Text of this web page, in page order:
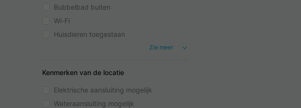
Bubbelbad buiten
Wi-Fi
Huisdieren toegestaan
Zie meer
Kenmerken van de locatie
Elektrische aansluiting mogelijk
Wateraansluiting mogelijk